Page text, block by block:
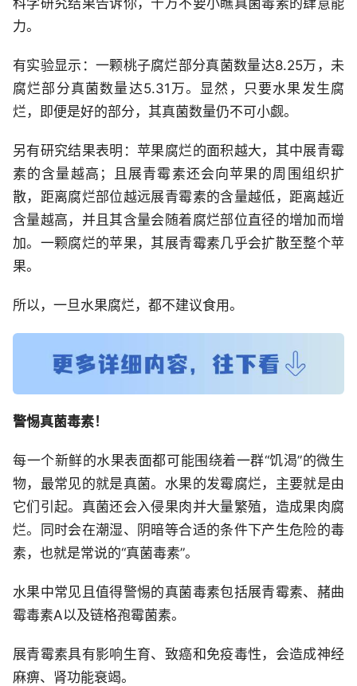
科学研究结果告诉你，千万不要小瞧真菌毒素的肆意能
力。
有实验显示：一颗桃子腐烂部分真菌数量达8.25万，未
腐烂部分真菌数量达5.31万。显然，只要水果发生腐
烂，即便是好的部分，其真菌数量仍不可小觑。
另有研究结果表明：苹果腐烂的面积越大，其中展青霉
素的含量越高；且展青霉素还会向苹果的周围组织扩
散，距离腐烂部位越远展青霉素的含量越低，距离越近
含量越高，并且其含量会随着腐烂部位直径的增加而增
加。一颗腐烂的苹果，其展青霉素几乎会扩散至整个苹
果。
所以，一旦水果腐烂，都不建议食用。
警惕真菌毒素！
每一个新鲜的水果表面都可能围绕着一群“饥渴”的微生
物，最常见的就是真菌。水果的发霉腐烂，主要就是由
它们引起。真菌还会入侵果肉并大量繁殖，造成果肉腐
烂。同时会在潮湿、阴暗等合适的条件下产生危险的毒
素，也就是常说的“真菌毒素”。
水果中常见且值得警惕的真菌毒素包括展青霉素、赭曲
霉毒素A以及链格孢霉菌素。
展青霉素具有影响生育、致癌和免疫毒性，会造成神经
麻痹、肾功能衰竭。